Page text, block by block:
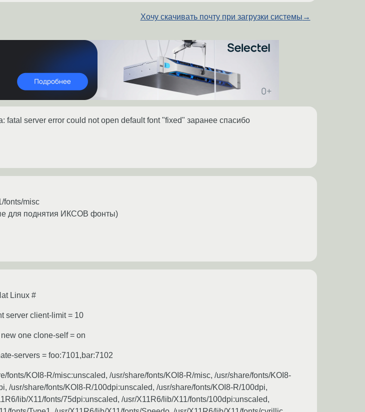
Хочу скачивать почту при загрузки системы →
fatal server error could not open default font "fixed" заранее спасибо
fonts/misc
для поднятия ИКСОВ фонты)
Linux #
server client-limit = 10
one clone-self = on
servers = foo:7101,bar:7102
fonts/KOI8-R/misc:unscaled, /usr/share/fonts/KOI8-R/misc, /usr/share/fonts/KOI8-
/usr/share/fonts/KOI8-R/100dpi:unscaled, /usr/share/fonts/KOI8-R/100dpi,
lib/X11/fonts/75dpi:unscaled, /usr/X11R6/lib/X11/fonts/100dpi:unscaled,